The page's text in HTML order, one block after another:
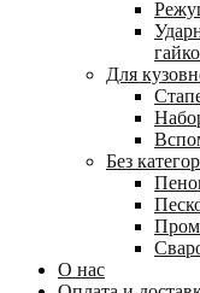
Для
Без
О нас